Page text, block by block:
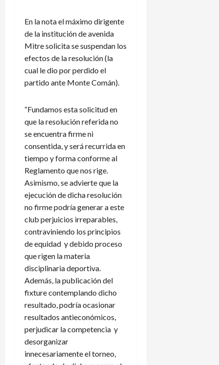
En la nota el máximo dirigente
de la institución de avenida
Mitre solicita se suspendan los
efectos de la resolución (la
cual le dio por perdido el
partido ante Monte Comán).
“Fundamos esta solicitud en
que la resolución referida no
se encuentra firme ni
consentida, y será recurrida en
tiempo y forma conforme al
Reglamento que nos rige.
Asimismo, se advierte que la
ejecución de dicha resolución
no firme podría generar a este
club perjuicios irreparables,
contraviniendo los principios
de equidad y debido proceso
que rigen la materia
disciplinaria deportiva.
Además, la publicación del
fixture contemplando dicho
resultado, podría ocasionar
resultados antieconómicos,
perjudicar la competencia y
desorganizar
innecesariamente el torneo,